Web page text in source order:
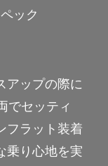
ック
アップの際に
でセッティ
フラット装着
乗り心地を実